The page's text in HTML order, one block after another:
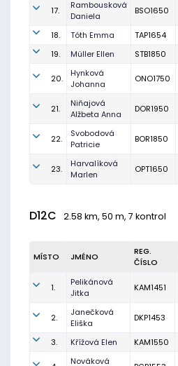
17.
Rambousková
Daniela
BSO1650
18. Tóth Emma TAP1654
19.
Müller Ellen STB1850
20.
Hynková
Johanna
ONO1750
21.
Niňajová
Alžbeta Anna
DOR1950
22.
Svobodová
Patricie
BOR1850
23.
Harvalíková
Marlen
OPT1650
D12C 2.58 km, 50 m, 7 kontrol
MÍSTO JMÉNO
REG.
ČÍSLO
1.
Pelikánová
Jitka
KAM1451
2.
Janečková
Eliška
DKP1453
3. Křížová Elen KAM1550
Nováková